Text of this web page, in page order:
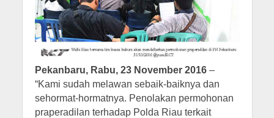
Pekanbaru, Rabu, 23 November 2016–
“Kami sudah melawan sebaik-baiknya dan
sehormat-hormatnya. Penolakan permohonan
praperadilan terhadap Polda Riau terkait